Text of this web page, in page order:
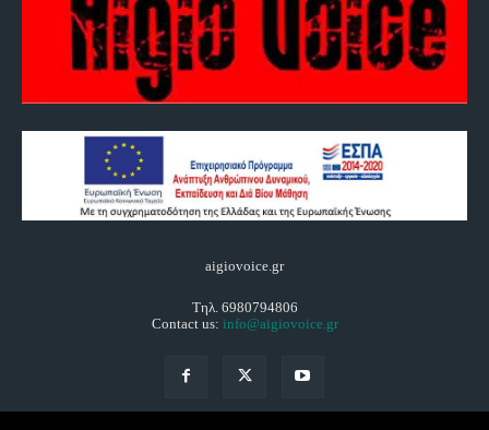
aigiovoice.gr
Τηλ. 6980794806
Contact us: info@aigiovoice.gr